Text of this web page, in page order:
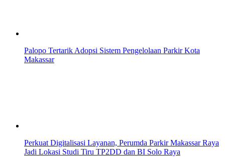
Palopo Tertarik Adopsi Sistem Pengelolaan Parkir Kota
Makassar
Perkuat Digitalisasi Layanan, Perumda Parkir Makassar Raya
Jadi Lokasi Studi Tiru TP2DD dan BI Solo Raya